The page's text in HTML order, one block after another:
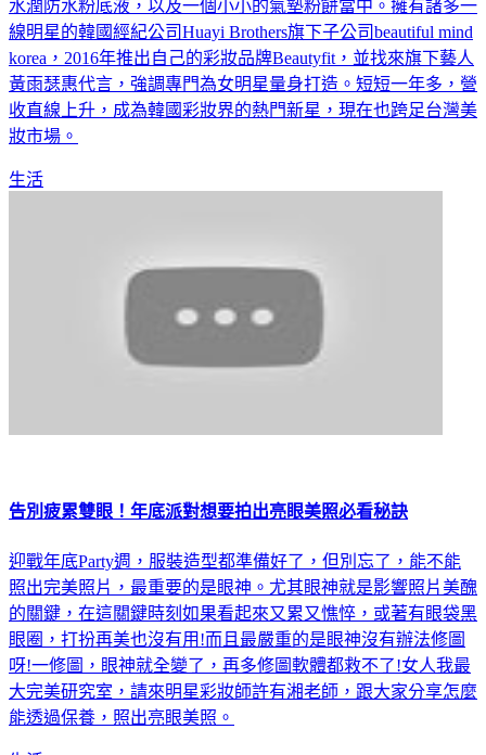
水潤防水粉底液，以及一個小小的氣墊粉餅當中。擁有諸多一
線明星的韓國經紀公司Huayi Brothers旗下子公司beautiful mind
korea，2016年推出自己的彩妝品牌Beautyfit，並找來旗下藝人
黃雨瑟惠代言，強調專門為女明星量身打造。短短一年多，營
收直線上升，成為韓國彩妝界的熱門新星，現在也跨足台灣美
妝市場。
生活
告別疲累雙眼！年底派對想要拍出亮眼美照必看秘訣
迎戰年底Party週，服裝造型都準備好了，但別忘了，能不能
照出完美照片，最重要的是眼神。尤其眼神就是影響照片美醜
的關鍵，在這關鍵時刻如果看起來又累又憔悴，或著有眼袋黑
眼圈，打扮再美也沒有用!而且最嚴重的是眼神沒有辦法修圖
呀!一修圖，眼神就全變了，再多修圖軟體都救不了!女人我最
大完美研究室，請來明星彩妝師許有湘老師，跟大家分享怎麼
能透過保養，照出亮眼美照。